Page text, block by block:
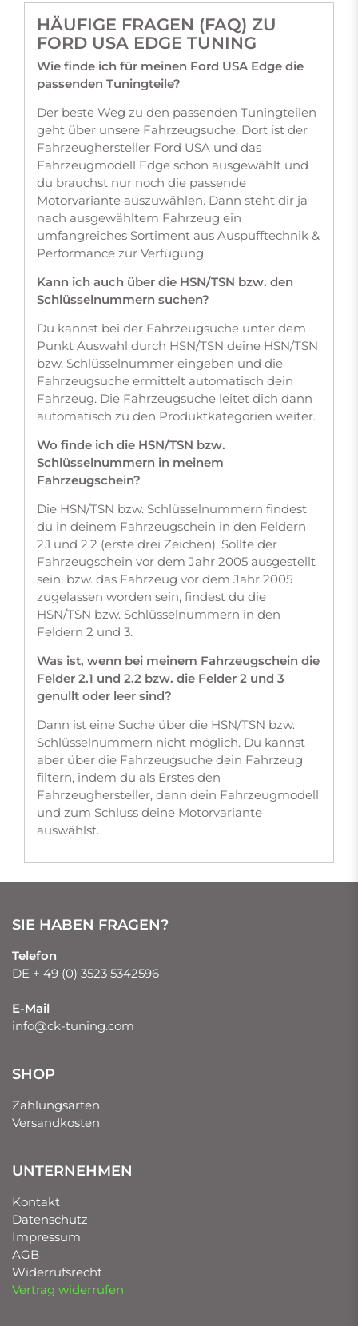
HÄUFIGE FRAGEN (FAQ) ZU
FORD USA EDGE TUNING
Wie finde ich für meinen Ford USA Edge die
passenden Tuningteile?
Der beste Weg zu den passenden Tuningteilen
geht über unsere Fahrzeugsuche. Dort ist der
Fahrzeughersteller Ford USA und das
Fahrzeugmodell Edge schon ausgewählt und
du brauchst nur noch die passende
Motorvariante auszuwählen. Dann steht dir ja
nach ausgewähltem Fahrzeug ein
umfangreiches Sortiment aus Auspufftechnik &
Performance zur Verfügung.
Kann ich auch über die HSN/TSN bzw. den
Schlüsselnummern suchen?
Du kannst bei der Fahrzeugsuche unter dem
Punkt Auswahl durch HSN/TSN deine HSN/TSN
bzw. Schlüsselnummer eingeben und die
Fahrzeugsuche ermittelt automatisch dein
Fahrzeug. Die Fahrzeugsuche leitet dich dann
automatisch zu den Produktkategorien weiter.
Wo finde ich die HSN/TSN bzw.
Schlüsselnummern in meinem
Fahrzeugschein?
Die HSN/TSN bzw. Schlüsselnummern findest
du in deinem Fahrzeugschein in den Feldern
2.1 und 2.2 (erste drei Zeichen). Sollte der
Fahrzeugschein vor dem Jahr 2005 ausgestellt
sein, bzw. das Fahrzeug vor dem Jahr 2005
zugelassen worden sein, findest du die
HSN/TSN bzw. Schlüsselnummern in den
Feldern 2 und 3.
Was ist, wenn bei meinem Fahrzeugschein die
Felder 2.1 und 2.2 bzw. die Felder 2 und 3
genullt oder leer sind?
Dann ist eine Suche über die HSN/TSN bzw.
Schlüsselnummern nicht möglich. Du kannst
aber über die Fahrzeugsuche dein Fahrzeug
filtern, indem du als Erstes den
Fahrzeughersteller, dann dein Fahrzeugmodell
und zum Schluss deine Motorvariante
auswählst.
SIE HABEN FRAGEN?
Telefon
DE + 49 (0) 3523 5342596
E-Mail
info@ck-tuning.com
SHOP
Zahlungsarten
Versandkosten
UNTERNEHMEN
Kontakt
Datenschutz
Impressum
AGB
Widerrufsrecht
Vertrag widerrufen